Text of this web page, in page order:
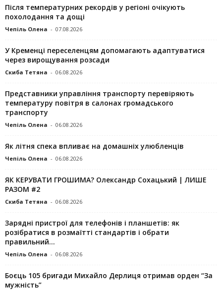
Після температурних рекордів у регіоні очікують
похолодання та дощі
Чепіль Олена - 07.08.2026
У Кременці переселенцям допомагають адаптуватися
через вирощування розсади
Скиба Тетяна - 06.08.2026
Представники управління транспорту перевіряють
температуру повітря в салонах громадського
транспорту
Чепіль Олена - 06.08.2026
Як літня спека впливає на домашніх улюбленців
Чепіль Олена - 06.08.2026
ЯК КЕРУВАТИ ГРОШИМА? Олександр Сохацький | ЛИШЕ
РАЗОМ #2
Скиба Тетяна - 06.08.2026
Зарядні пристрої для телефонів і планшетів: як
розібратися в розмаїтті стандартів і обрати
правильний...
Чепіль Олена - 06.08.2026
Боєць 105 бригади Михайло Дерлиця отримав орден “За
мужність”